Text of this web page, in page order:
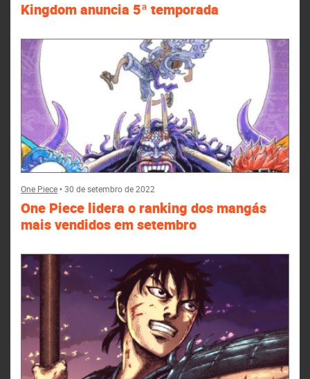
Kingdom anuncia 5ª temporada
One Piece•30 de setembro de 2022
One Piece lidera o ranking dos mangás
mais vendidos em setembro